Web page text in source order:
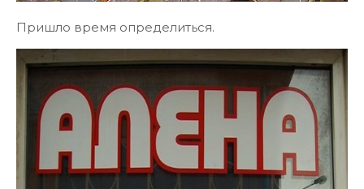
Пришло время определиться.